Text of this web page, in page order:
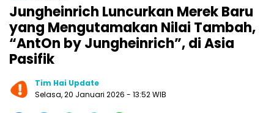
Jungheinrich Luncurkan Merek Baru
yang Mengutamakan Nilai Tambah,
“AntOn by Jungheinrich”, di Asia
Pasifik
Tim Hai Update
Selasa, 20 Januari 2026 - 13:52 WIB